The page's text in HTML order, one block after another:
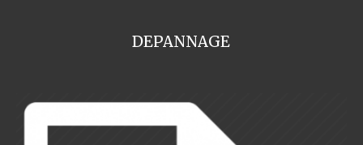
DEPANNAGE